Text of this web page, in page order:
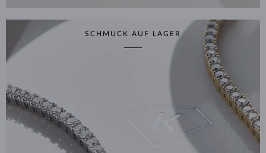
SCHMUCK AUF LAGER